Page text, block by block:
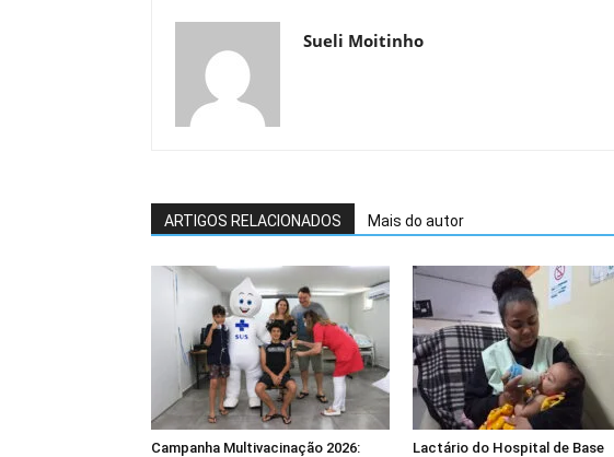
Sueli Moitinho
ARTIGOS RELACIONADOS Mais do autor
Campanha Multivacinação 2026:
Lactário do Hospital de Base